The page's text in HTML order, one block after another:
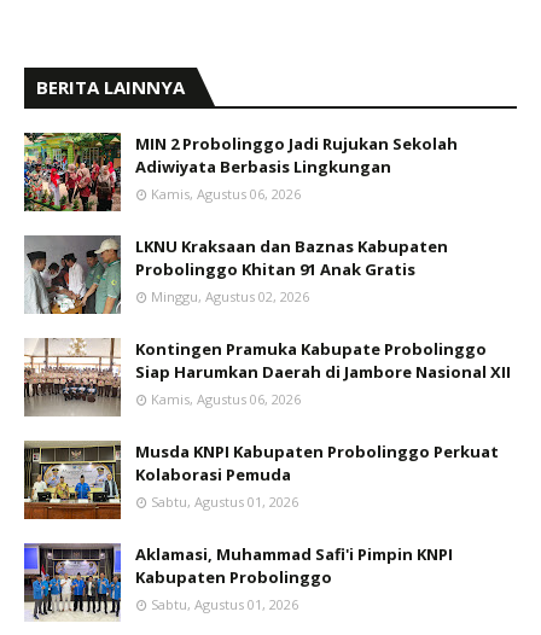
BERITA LAINNYA
MIN 2 Probolinggo Jadi Rujukan Sekolah
Adiwiyata Berbasis Lingkungan
Kamis, Agustus 06, 2026
LKNU Kraksaan dan Baznas Kabupaten
Probolinggo Khitan 91 Anak Gratis
Minggu, Agustus 02, 2026
Kontingen Pramuka Kabupate Probolinggo
Siap Harumkan Daerah di Jambore Nasional XII
Kamis, Agustus 06, 2026
Musda KNPI Kabupaten Probolinggo Perkuat
Kolaborasi Pemuda
Sabtu, Agustus 01, 2026
Aklamasi, Muhammad Safi'i Pimpin KNPI
Kabupaten Probolinggo
Sabtu, Agustus 01, 2026